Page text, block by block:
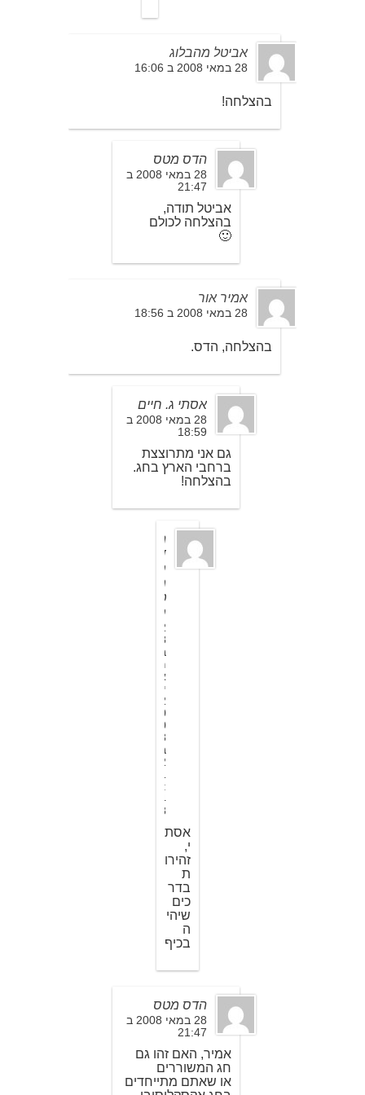
אביטל מהבלוג
28 במאי 2008 ב 16:06
בהצלחה!
הדס מטס
28 במאי 2008 ב
21:47
אביטל תודה,
בהצלחה לכולם
🙂
אמיר אור
28 במאי 2008 ב 18:56
בהצלחה, הדס.
אסתי ג. חיים
28 במאי 2008 ב
18:59
גם אני מתרוצצת
ברחבי הארץ בחג.
בהצלחה!
ה
ד
ס
מ
ט
ס
2
8
ב
מ
א
י
2
0
0
8
ב
2
:
4
8
אסת
י,
זהירו
ת
בדר
כים
שיהי
ה
בכיף
הדס מטס
28 במאי 2008 ב
21:47
אמיר, האם זהו גם
חג המשוררים
או שאתם מתייחדים